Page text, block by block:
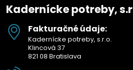
Kadernícke potreby,
Fakturačné údaje:
Kadernícke potreby, s.r.o.
Klincová 37
821 08 Bratislava